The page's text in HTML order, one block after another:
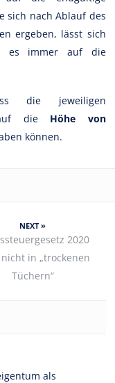
sich nach Ablauf des
ergeben, lässt sich
es immer auf die
die jeweiligen
auf die Höhe von
können.
NEXT »
2020
in „trockenen
Tüchern“
als